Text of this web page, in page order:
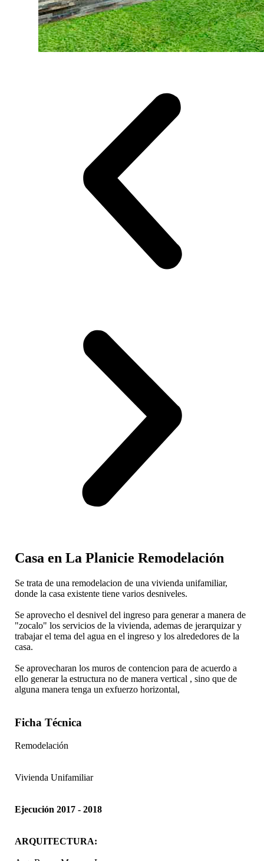
Casa en La Planicie Remodelación
Se trata de una remodelacion de una vivienda unifamiliar,
donde la casa existente tiene varios desniveles.
Se aprovecho el desnivel del ingreso para generar a manera de
"zocalo" los servicios de la vivienda, ademas de jerarquizar y
trabajar el tema del agua en el ingreso y los alrededores de la
casa.
Se aprovecharan los muros de contencion para de acuerdo a
ello generar la estructura no de manera vertical , sino que de
alguna manera tenga un exfuerzo horizontal,
Ficha Técnica
Remodelación
Vivienda Unifamiliar
Ejecución 2017 - 2018
ARQUITECTURA: